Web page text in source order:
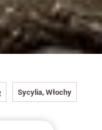
Sycylia, Włochy